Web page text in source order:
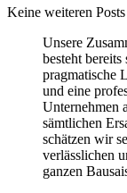
Keine weiteren Posts
Unsere
besteht
pragmatische
und eine
Unternehmen
sämtlichen
schätzen wir
verlässlichen
ganzen